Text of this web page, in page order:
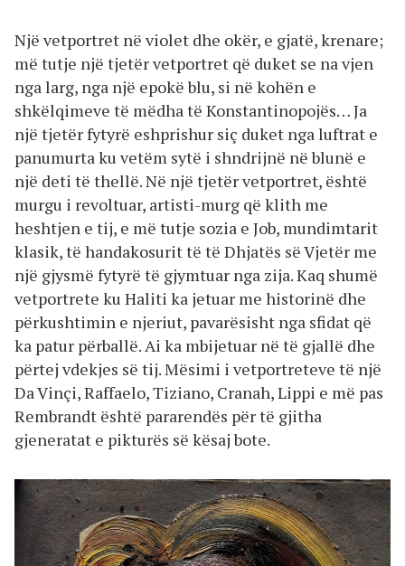
Një vetportret në violet dhe okër, e gjatë, krenare;
më tutje një tjetër vetportret që duket se na vjen
nga larg, nga një epokë blu, si në kohën e
shkëlqimeve të mëdha të Konstantinopojës… Ja
një tjetër fytyrë eshprishur siç duket nga luftrat e
panumurta ku vetëm sytë i shndrijnë në blunë e
një deti të thellë. Në një tjetër vetportret, është
murgu i revoltuar, artisti-murg që klith me
heshtjen e tij, e më tutje sozia e Job, mundimtarit
klasik, të handakosurit të të Dhjatës së Vjetër me
një gjysmë fytyrë të gjymtuar nga zija. Kaq shumë
vetportrete ku Haliti ka jetuar me historinë dhe
përkushtimin e njeriut, pavarësisht nga sfidat që
ka patur përballë. Ai ka mbijetuar në të gjallë dhe
përtej vdekjes së tij. Mësimi i vetportreteve të një
Da Vinçi, Raffaelo, Tiziano, Cranah, Lippi e më pas
Rembrandt është pararendës për të gjitha
gjeneratat e pikturës së kësaj bote.